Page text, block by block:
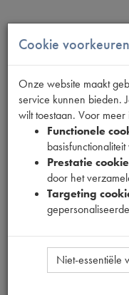
Productnummer
1880310
1 28 (€1 ,06
Bestel
Specificaties
Cookie voorkeuren
Onze website maakt
service kunnen bieden.
wilt toestaan. Voor
Functionele
Prestatie
door het
Targeting
Niet-essentiële